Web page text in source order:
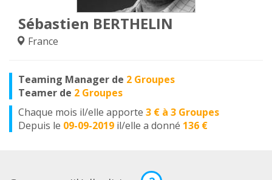
Sébastien BERTHELIN
France
Teaming Manager de 2 Groupes
Teamer de 2 Groupes
Chaque mois il/elle apporte 3 € à 3 Groupes
Depuis le 09-09-2019 il/elle a donné 136 €